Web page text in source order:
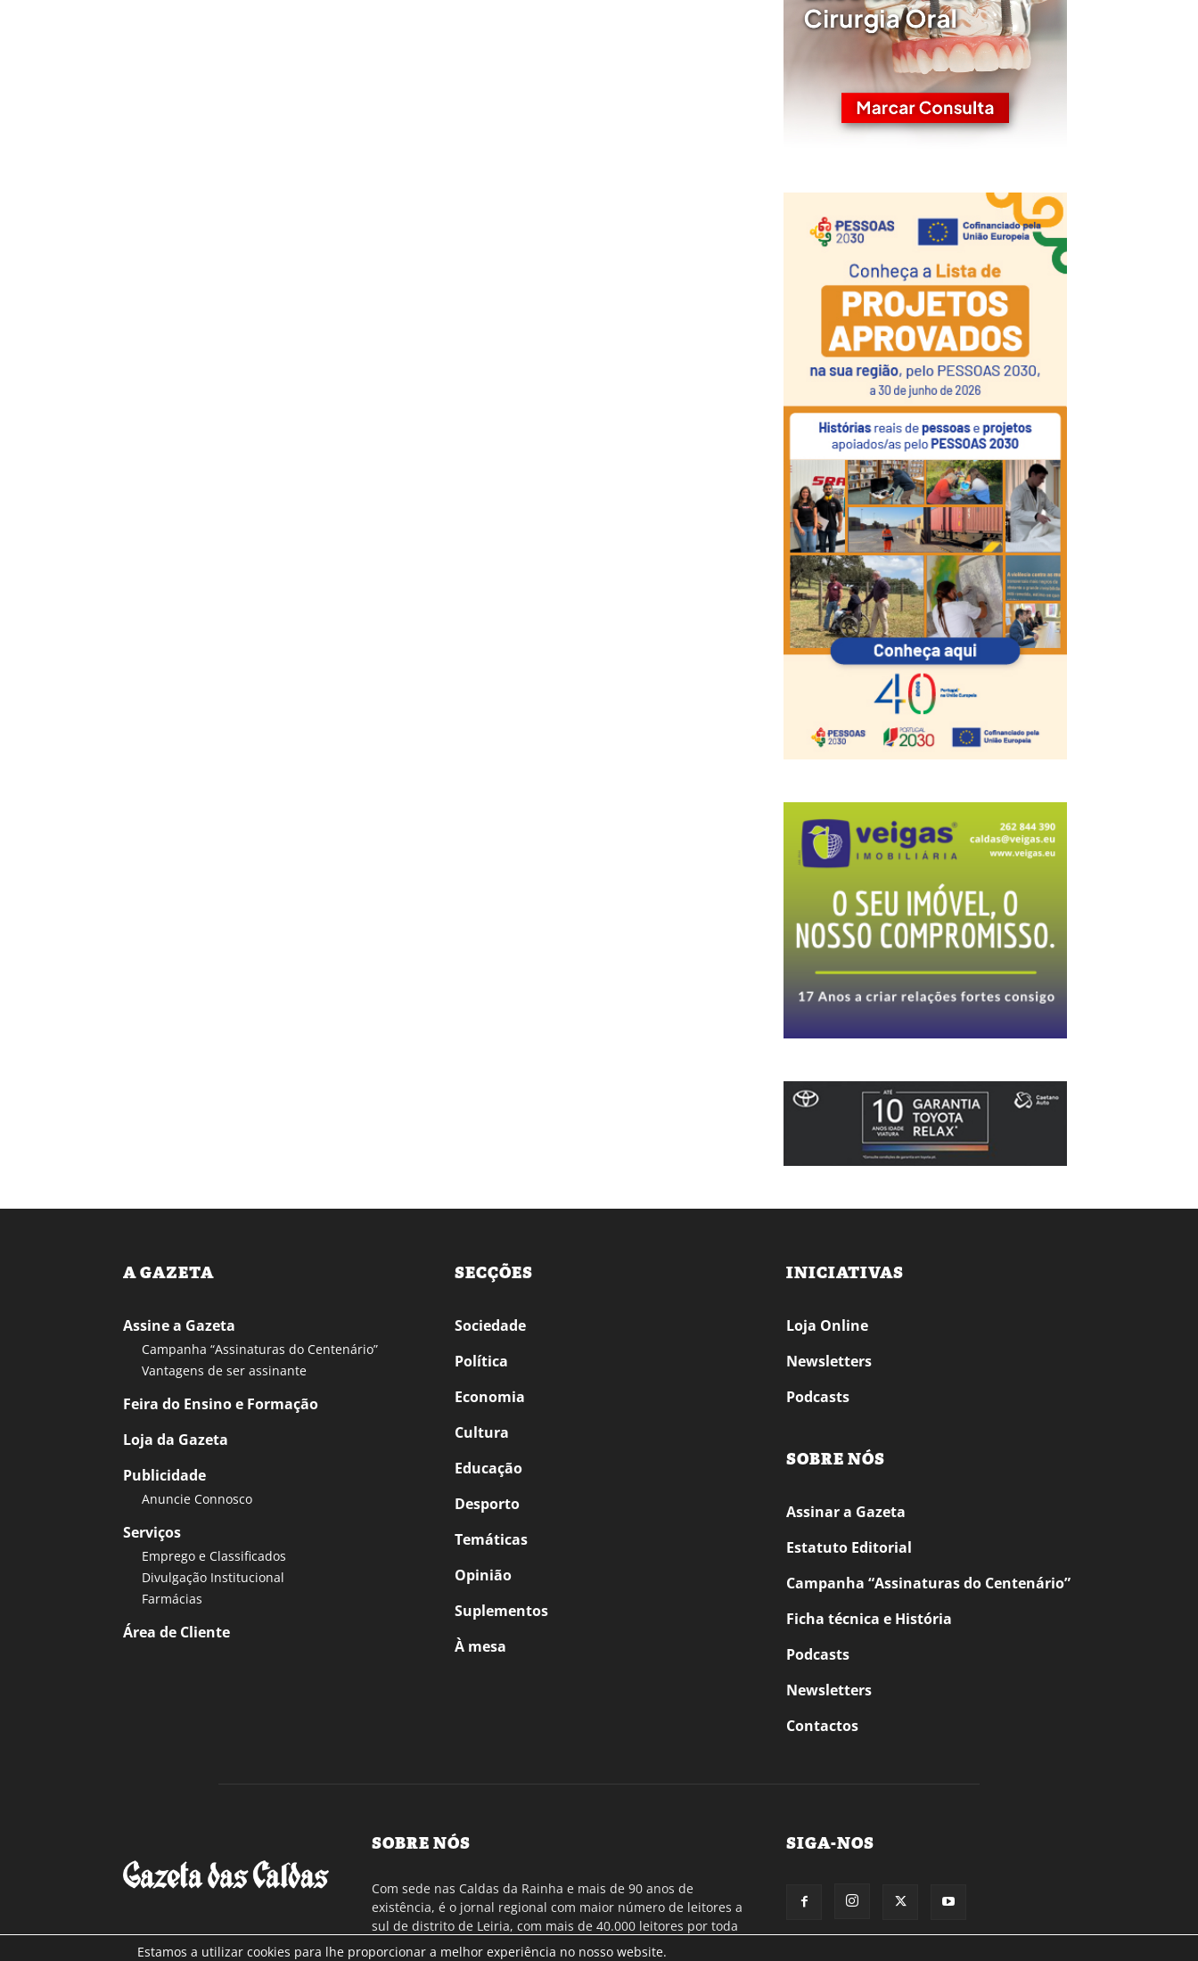
A GAZETA
Assine a Gazeta
Campanha “Assinaturas do Centenário”
Vantagens de ser assinante
Feira do Ensino e Formação
Loja da Gazeta
Publicidade
Anuncie Connosco
Serviços
Emprego e Classificados
Divulgação Institucional
Farmácias
Área de Cliente
SECÇÕES
Sociedade
Política
Economia
Cultura
Educação
Desporto
Temáticas
Opinião
Suplementos
À mesa
INICIATIVAS
Loja Online
Newsletters
Podcasts
SOBRE NÓS
Assinar a Gazeta
Estatuto Editorial
Campanha “Assinaturas do Centenário”
Ficha técnica e História
Podcasts
Newsletters
Contactos
SOBRE NÓS
Com sede nas Caldas da Rainha e mais de 90 anos de
existência, é o jornal regional com maior número de leitores a
sul de distrito de Leiria, com mais de 40.000 leitores por toda
a região Oeste. Jornal com distribuição em Portugal
SIGA-NOS
Estamos a utilizar cookies para lhe proporcionar a melhor experiência no nosso website.